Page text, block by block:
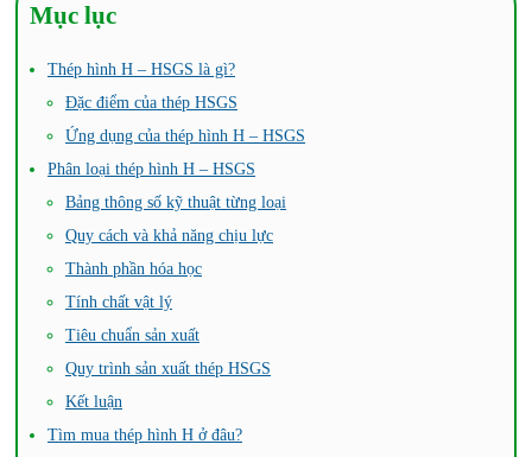
Mục lục
Thép hình H – HSGS là gì?
Đặc điểm của thép HSGS
Ứng dụng của thép hình H – HSGS
Phân loại thép hình H – HSGS
Bảng thông số kỹ thuật từng loại
Quy cách và khả năng chịu lực
Thành phần hóa học
Tính chất vật lý
Tiêu chuẩn sản xuất
Quy trình sản xuất thép HSGS
Kết luận
Tìm mua thép hình H ở đâu?